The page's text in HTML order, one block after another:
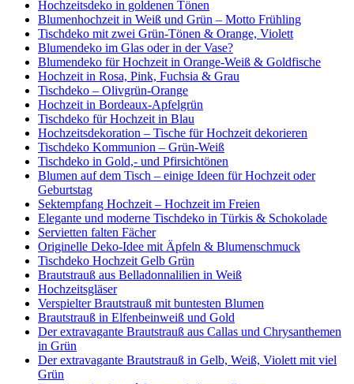
Hochzeitsdeko in goldenen Tönen
Blumenhochzeit in Weiß und Grün – Motto Frühling
Tischdeko mit zwei Grün-Tönen & Orange, Violett
Blumendeko im Glas oder in der Vase?
Blumendeko für Hochzeit in Orange-Weiß & Goldfische
Hochzeit in Rosa, Pink, Fuchsia & Grau
Tischdeko – Olivgrün-Orange
Hochzeit in Bordeaux-Apfelgrün
Tischdeko für Hochzeit in Blau
Hochzeitsdekoration – Tische für Hochzeit dekorieren
Tischdeko Kommunion – Grün-Weiß
Tischdeko in Gold,- und Pfirsichtönen
Blumen auf dem Tisch – einige Ideen für Hochzeit oder
Geburtstag
Sektempfang Hochzeit – Hochzeit im Freien
Elegante und moderne Tischdeko in Türkis & Schokolade
Servietten falten Fächer
Originelle Deko-Idee mit Äpfeln & Blumenschmuck
Tischdeko Hochzeit Gelb Grün
Brautstrauß aus Belladonnalilien in Weiß
Hochzeitsgläser
Verspielter Brautstrauß mit buntesten Blumen
Brautstrauß in Elfenbeinweiß und Gold
Der extravagante Brautstrauß aus Callas und Chrysanthemen
in Grün
Der extravagante Brautstrauß in Gelb, Weiß, Violett mit viel
Grün